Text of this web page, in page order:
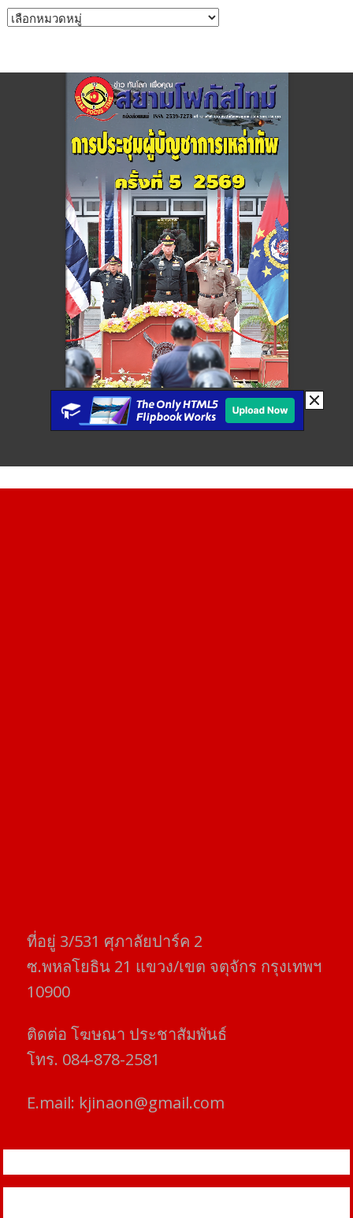
หมวด
ที่อยู่​ 3/531​ ศุภาลัยปาร์ค​ 2
ซ.พหลโยธิน​ 21​ แขวง/เขต​ จตุจักร​ กรุงเทพฯ
10900
ติดต่อ​ โฆษณา​ ประชาสัมพันธ์
โทร​. 084-878-2581
E.mail: kjinaon@gmail.com